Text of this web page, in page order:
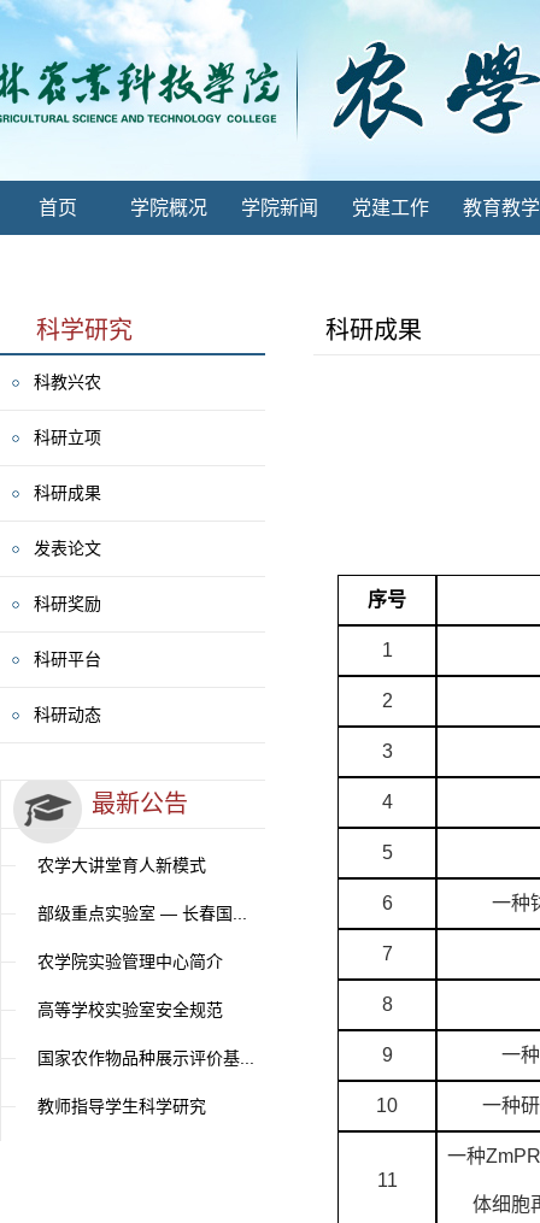
首页 学院概况 学院新闻 党建工作 教育教学
科学研究
科教兴农
科研立项
科研成果
发表论文
科研奖励
科研平台
科研动态
最新公告
农学大讲堂育人新模式
部级重点实验室 — 长春国...
农学院实验管理中心简介
高等学校实验室安全规范
国家农作物品种展示评价基...
教师指导学生科学研究
科研成果
序号
1
2
3
4
5
6 一种
7
8
9 一
10 一种
11
一种
体细胞